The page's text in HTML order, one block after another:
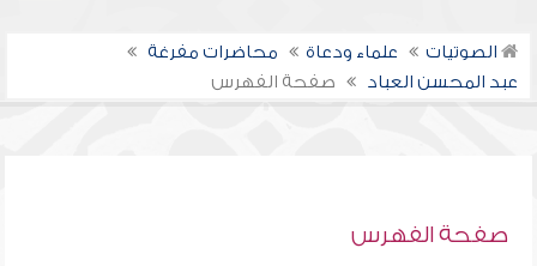
الصوتيات علماء ودعاة
محاضرات مفرغة
عبد المحسن العباد
صفحة الفهرس
صفحة الفهرس